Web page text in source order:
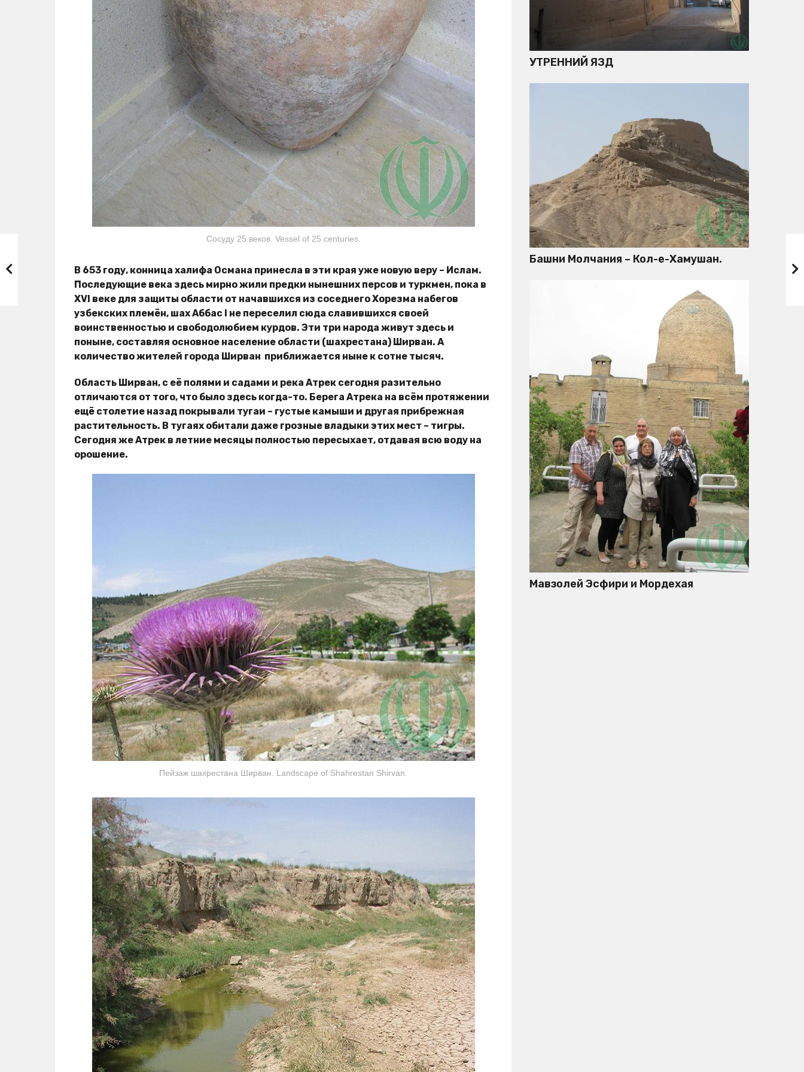
Сосуду 25 веков. Vessel of 25 centuries.
В 653 году, конница халифа Османа принесла в эти края уже новую веру – Ислам.
Последующие века здесь мирно жили предки нынешних персов и туркмен, пока в
ХVI веке для защиты области от начавшихся из соседнего Хорезма набегов
узбекских племён, шах Аббас I не переселил сюда славившихся своей
воинственностью и свободолюбием курдов. Эти три народа живут здесь и
поныне, составляя основное население области (шахрестана) Ширван. А
количество жителей города Ширван приближается ныне к сотне тысяч.
Область Ширван, с её полями и садами и река Атрек сегодня разительно
отличаются от того, что было здесь когда-то. Берега Атрека на всём протяжении
ещё столетие назад покрывали тугаи – густые камыши и другая прибрежная
растительность. В тугаях обитали даже грозные владыки этих мест – тигры.
Сегодня же Атрек в летние месяцы полностью пересыхает, отдавая всю воду на
орошение.
Пейзаж шахрестана Ширван. Landscape of Shahrestan Shirvan.
УТРЕННИЙ ЯЗД
Башни Молчания – Кол-е-Хамушан.
Мавзолей Эсфири и Мордехая